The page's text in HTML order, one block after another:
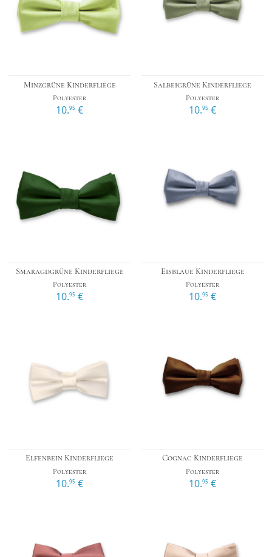
Minzgrüne Kinderfliege
Polyester
10.95 €
Salbeigrüne Kinderfliege
Polyester
10.95 €
Smaragdgrüne Kinderfliege
Polyester
10.95 €
Eisblaue Kinderfliege
Polyester
10.95 €
Elfenbein Kinderfliege
Polyester
10.95 €
Cognac Kinderfliege
Polyester
10.95 €